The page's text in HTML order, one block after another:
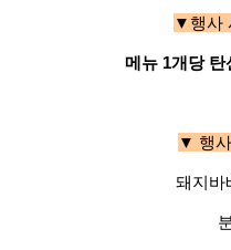
▼행사
메뉴 1개당 탄
▼ 행
돼지바